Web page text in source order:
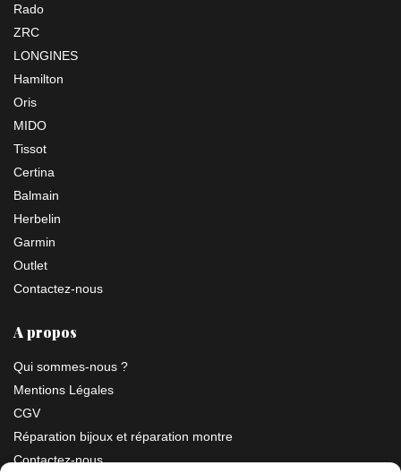
Rado
ZRC
LONGINES
Hamilton
Oris
MIDO
Tissot
Certina
Balmain
Herbelin
Garmin
Outlet
Contactez-nous
A propos
Qui sommes-nous ?
Mentions Légales
CGV
Réparation bijoux et réparation montre
Contactez-nous